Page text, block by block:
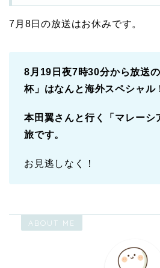
7月8日の放送はお休みです。
8月19日夜7時30分から放送
杯」はなんと海外スペシャル
本田翼さんと行く「マレーシ
旅です。
お見逃しなく！
ABOUT ME